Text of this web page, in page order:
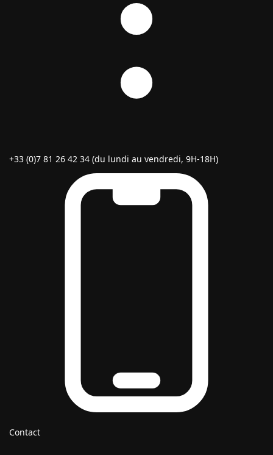
+33 (0)7 81 26 42 34 (du lundi au vendredi, 9H-18H)
Contact